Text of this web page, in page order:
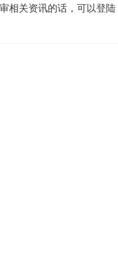
相关资讯的话，可以登陆